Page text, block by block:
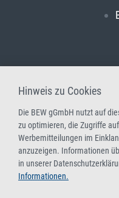
Hinweis zu Cookies
Die BEW gGmbH nutzt auf
zu optimieren, die Zugriffe
Werbemitteilungen im
anzuzeigen. Informationen
in unserer
Informationen.